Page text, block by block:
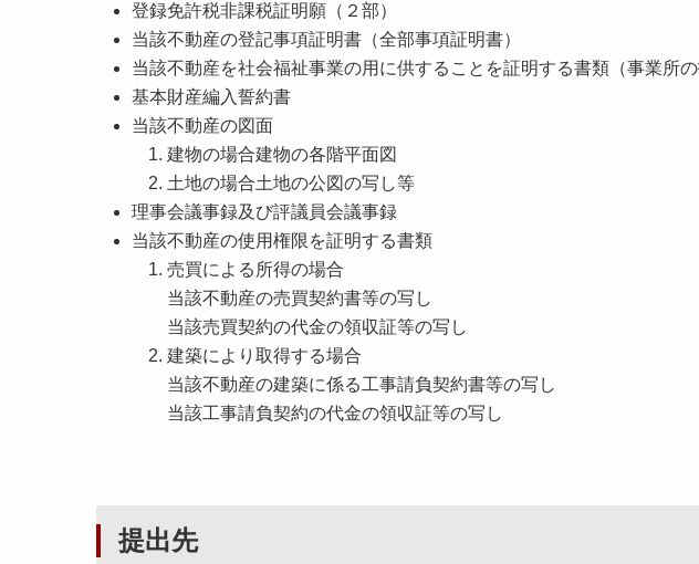
登録免許税非課税証明願（２部）
当該不動産の登記事項証明書（全部事項証明書）
当該不動産を社会福祉事業の用に供することを証明する書類（事業所の
基本財産編入誓約書
当該不動産の図面
建物の場合建物の各階平面図
土地の場合土地の公図の写し等
理事会議事録及び評議員会議事録
当該不動産の使用権限を証明する書類
売買による所得の場合
当該不動産の売買契約書等の写し
当該売買契約の代金の領収証等の写し
建築により取得する場合
当該不動産の建築に係る工事請負契約書等の写し
当該工事請負契約の代金の領収証等の写し
提出先